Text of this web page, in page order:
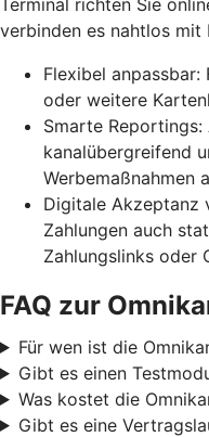
verbinden es nahtlos mit
Flexibel anpassbar:
oder weitere
Smarte Reportings:
kanalübergreifend
Werbemaßnahmen
Digitale Akzeptanz
Zahlungen auch
Zahlungslinks oder
FAQ zur
Für wen ist die
Gibt es einen
Was kostet die
Gibt es eine